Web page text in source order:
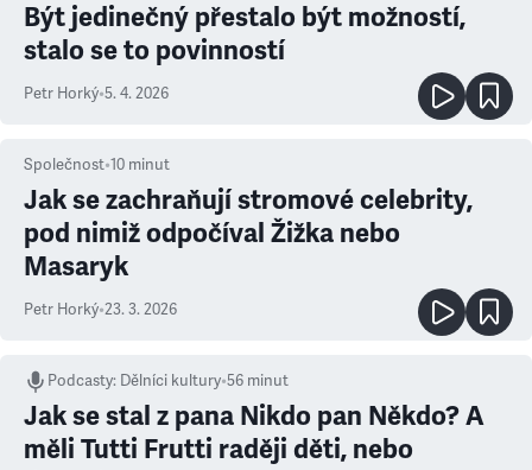
Být jedinečný přestalo být možností,
stalo se to povinností
Petr Horký•5. 4. 2026
Společnost•10 minut
Jak se zachraňují stromové celebrity,
pod nimiž odpočíval Žižka nebo
Masaryk
Petr Horký•23. 3. 2026
Podcasty: Dělníci kultury•56 minut
Jak se stal z pana Nikdo pan Někdo? A
měli Tutti Frutti raději děti, nebo